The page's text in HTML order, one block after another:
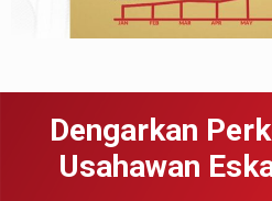
Dengarkan
Usahawan